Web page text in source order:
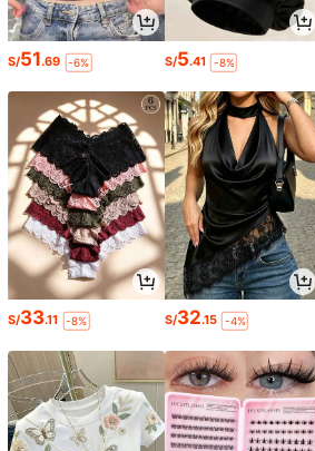
S/51.69 -6% S/5.41 -8%
S/33.11 -8% S/32.15 -4%